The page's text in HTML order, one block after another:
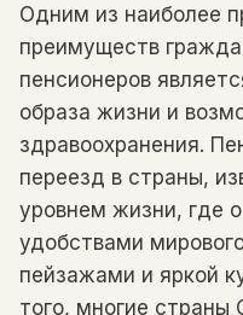
Одним из наиболее
преимуществ
пенсионеров
образа жизни и
здравоохранения.
переезд в страны,
уровнем жизни, где
удобствами
пейзажами и яркой
того, многие страны